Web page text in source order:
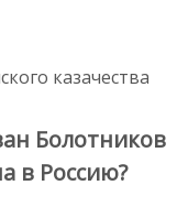
казачества
Болотников
в Россию?